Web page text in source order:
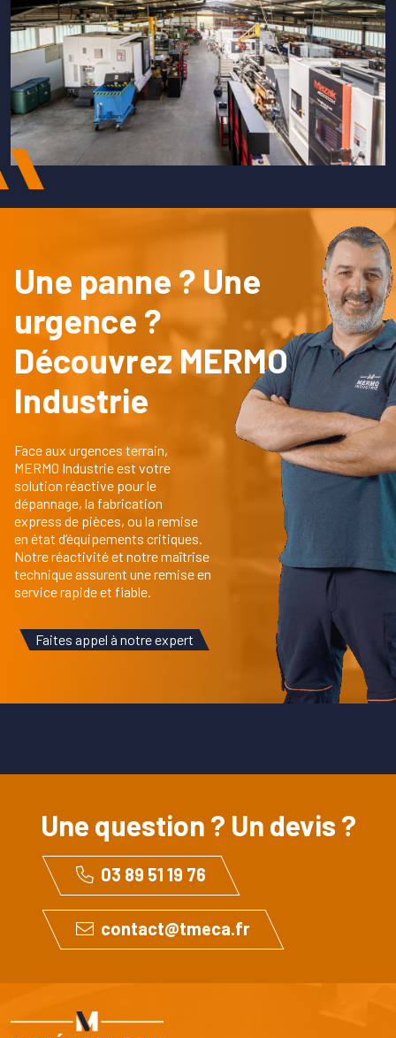
Une panne ? Une
urgence ?
Découvrez MERMO
Industrie
Face aux urgences terrain,
MERMO Industrie est votre
solution réactive pour le
dépannage, la fabrication
express de pièces, ou la remise
en état d’équipements critiques.
Notre réactivité et notre maîtrise
technique assurent une remise en
service rapide et fiable.
Faites appel à notre expert
Une question ? Un devis ?
03 89 51 19 76
contact@tmeca.fr